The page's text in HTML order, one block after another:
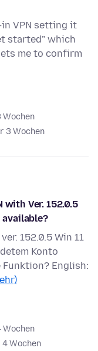
VPN setting it
started" which
me to confirm
3 Wochen
Ver. 152.0.5
available?
152.0.5 Win 11
Konto
Funktion? English:
Wochen